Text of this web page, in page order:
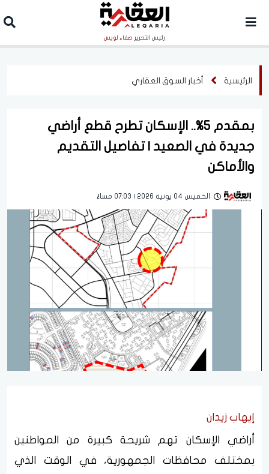
رئيس التحرير صفاء لويس
الرئيسية أخبار السوق العقاري
بمقدم 5%.. الإسكان تطرح قطع أراضي
جديدة في الصعيد | تفاصيل التقديم
والأماكن
الخميس 04 يونية 2026 | 07:03 مساءً
إيهاب زيدان
أراضي الإسكان تهم شريحة كبيرة من المواطنين
بمختلف محافظات الجمهورية، في الوقت الذي